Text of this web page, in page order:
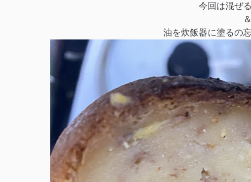
今回は混ぜ
＆
油を炊飯器に塗るの